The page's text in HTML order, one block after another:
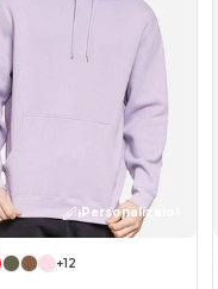
¡Personalízalo!
+12